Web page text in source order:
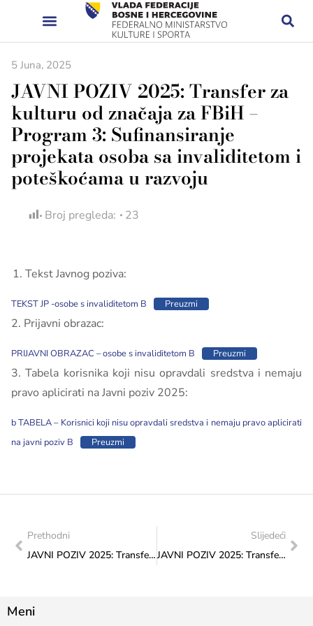
5 Juna, 2025
JAVNI POZIV 2025: Transfer za
kulturu od značaja za FBiH –
Program 3: Sufinansiranje
projekata osoba sa invaliditetom i
poteškoćama u razvoju
Broj pregleda: 23
Tekst Javnog poziva:
TEKST JP -osobe s invaliditetom B Preuzmi
2. Prijavni obrazac:
PRIJAVNI OBRAZAC – osobe s invaliditetom B Preuzmi
3. Tabela korisnika koji nisu opravdali sredstva i nemaju
pravo aplicirati na Javni poziv 2025:
b TABELA – Korisnici koji nisu opravdali sredstva i nemaju pravo aplicirati
na javni poziv B
Preuzmi
Prethodni
JAVNI POZIV 2025: Transfer za kulturu od značaja za FBiH – program 2: Sufinansiranje projekata nacionalnih manjina
Slijedeći
JAVNI POZIV 2025: Transfer za kulturu od značaja za FBiH – Program 4: Međunarodna manifestacija „Dani evropskog naslijeđa 2025“
Meni